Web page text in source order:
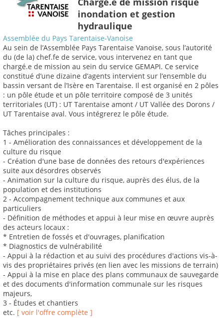
inondation et gestion
hydraulique
Assemblée du Pays Tarentaise-Vanoise
Au sein de l’Assemblée Pays Tarentaise Vanoise, sous l’autorité
du (de la) chef.fe de service, vous intervenez en tant que
chargé.e de mission au sein du service GEMAPI. Ce service
constitué d’une dizaine d’agents intervient sur l’ensemble du
bassin versant de l’Isère en Tarentaise. Il est organisé en 2 pôles
: un pôle étude et un pôle territoire composé de 3 unités
territoriales (UT) : UT Tarentaise amont / UT Vallée des Dorons /
UT Tarentaise aval. Vous intégrerez le pôle étude.
Tâches principales :
1 - Amélioration des connaissances et développement de la
culture du risque
- Création d'une base de données des retours d'expériences
suite aux désordres observés
- Animation sur la culture du risque, auprès des élus, de la
population et des institutions
2 - Accompagnement technique aux communes et aux
particuliers
- Définition de méthodes et appui à leur mise en œuvre auprès
des acteurs locaux :
* Entretien de fossés et d'ouvrages, planification
* Diagnostics de vulnérabilité
- Appui à la rédaction et au suivi des procédures d'actions vis-à-
vis des propriétaires privés (en lien avec les missions de terrain)
- Appui à la mise en place des plans communaux de sauvegarde
et des documents d'information communale sur les risques
majeurs,
3 - Études et chantiers
etc. [ voir l'offre complète ]